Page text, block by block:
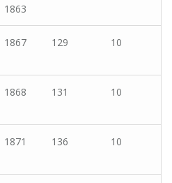
1863
1867 129 10
1868 131 10
1871 136 10